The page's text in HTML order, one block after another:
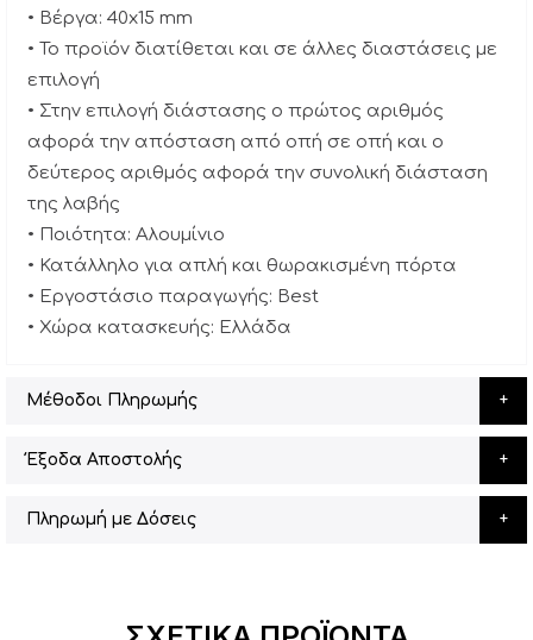
• Βέργα: 40x15 mm
• Το προϊόν διατίθεται και σε άλλες διαστάσεις με
επιλογή
• Στην επιλογή διάστασης ο πρώτος αριθμός
αφορά την απόσταση από οπή σε οπή και ο
δεύτερος αριθμός αφορά την συνολική διάσταση
της λαβής
• Ποιότητα: Αλουμίνιο
• Κατάλληλο για απλή και θωρακισμένη πόρτα
• Εργοστάσιο παραγωγής: Best
• Χώρα κατασκευής: Ελλάδα
Μέθοδοι Πληρωμής
Έξοδα Αποστολής
Πληρωμή με Δόσεις